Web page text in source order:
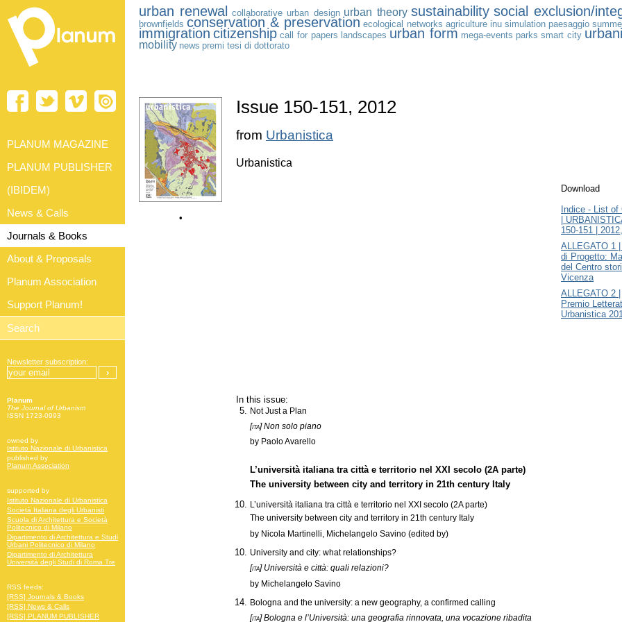
urban renewal collaborative urban design urban theory sustainability social exclusion/
brownfields conservation & preservation ecological networks agriculture inu simulation paesaggio
immigration citizenship call for papers landscapes urban form mega-events parks smart city
mobility news premi tesi di dottorato
•
Issue 150-151, 2012
from Urbanistica
Urbanistica
In this issue:
Not Just a Plan
[ita]Non solo piano
by Paolo Avarello
L’università italiana tra città e territorio nel XXI secolo (2A parte)
The university between city and territory in 21th century Italy
L’università italiana tra città e territorio nel XXI secolo (2A parte)
The university between city and territory in 21th century Italy
by Nicola Martinelli, Michelangelo Savino (edited by)
University and city: what relationships?
[ita]Università e città: quali relazioni?
by Michelangelo Savino
Bologna and the university: a new geography, a confirmed calling
[ita]Bologna e l’Università: una geografia rinnovata, una vocazione ribadita
Download
Indice - List of
|
150-151 |
ALLEGATO 1
di Progetto:
del Centro
Vicenza
ALLEGATO 2 |
Premio
Urbanistica
PLANUM MAGAZINE
PLANUM PUBLISHER
(IBIDEM)
News & Calls
Journals & Books
About & Proposals
Planum Association
Support Planum!
Newsletter subscription:
Planum
The Journal of Urbanism
ISSN 1723-0993
owned by
Istituto Nazionale di Urbanistica
published by
Planum Association
supported by
Istituto Nazionale di Urbanistica
Società Italiana degli Urbanisti
Scuola di Architettura e Società
Politecnico di Milano
Dipartimento di Architettura e Studi
Urbani Politecnico di Milano
Dipartimento di Architettura
Università degli Studi di Roma Tre
RSS feeds:
[RSS] Journals & Books
[RSS] News & Calls
[RSS] PLANUM PUBLISHER